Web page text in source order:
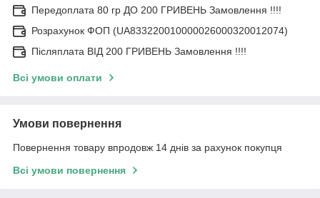
Передоплата 80 гр ДО 200 ГРИВЕНЬ Замовлення !!!!
Розрахунок ФОП (UA833220010000026000320012074)
Післяплата ВІД 200 ГРИВЕНЬ Замовлення !!!!
Всі умови оплати
Умови повернення
Повернення товару впродовж 14 днів за рахунок покупця
Всі умови повернення